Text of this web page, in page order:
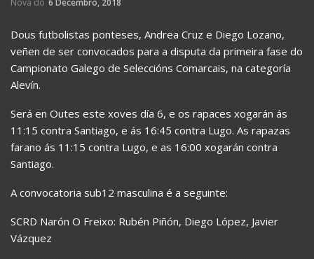
Nova do 6 Decembro, 2018
Dous futbolistas ponteses, Andrea Cruz e Diego Lozano,
veñen de ser convocados para a disputa da primeira fase do
Campionato Galego de Seleccións Comarcais, na categoría
Alevín.
Será en Outes este xoves día 6, e os rapaces xogarán ás
11:15 contra Santiago, e ás 16:45 contra Lugo. As rapazas
farano ás 11:15 contra Lugo, e as 16:00 xogarán contra
Santiago.
A convocatoria sub12 masculina é a seguinte:
SCRD Narón O Freixo: Rubén Piñón, Diego López, Javier
Vázquez